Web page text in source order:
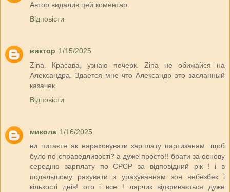
Автор видалив цей коментар.
Відповісти
виктор 1/15/2025
Zina. Красава, узнаю почерк. Zina не обижайся на
Александра. Здается мне что Александр это засланный
казачек.
Відповісти
микола 1/16/2025
ви питаєте як нараховувати зарплату партизанам .щоб
було по справедливості? а дуже просто!! брати за основу
середню зарплату по СРСР за відповідний рік ! і в
подальшому рахувати з урахуванням зон небезбек і
кількості днів! ото і все ! ларчик відкривається дуже